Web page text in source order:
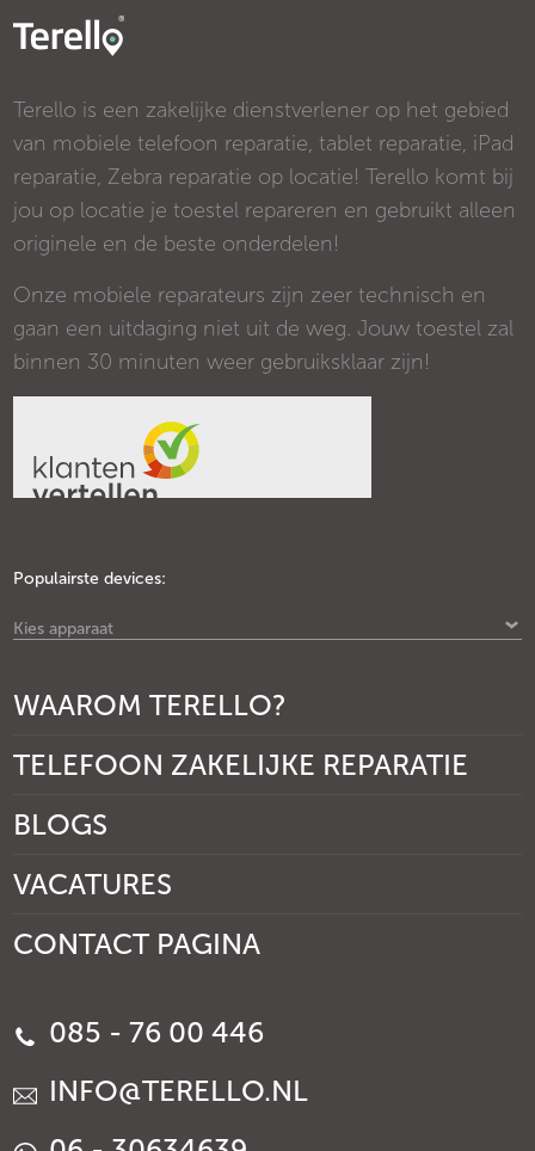
Terello is een zakelijke dienstverlener op het gebied
van mobiele telefoon reparatie, tablet reparatie, iPad
reparatie, Zebra reparatie op locatie! Terello komt bij
jou op locatie je toestel repareren en gebruikt alleen
originele en de beste onderdelen!
Onze mobiele reparateurs zijn zeer technisch en
gaan een uitdaging niet uit de weg. Jouw toestel zal
binnen 30 minuten weer gebruiksklaar zijn!
Populairste devices:
Kies apparaat
WAAROM TERELLO?
TELEFOON ZAKELIJKE REPARATIE
BLOGS
VACATURES
CONTACT PAGINA
085 - 76 00 446
INFO@TERELLO.NL